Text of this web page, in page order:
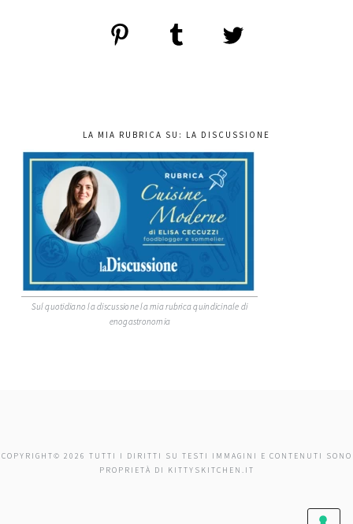
LA MIA RUBRICA SU: LA DISCUSSIONE
Sul quotidiano la discussione la mia rubrica quindicinale di
enogastronomia
COPYRIGHT© 2026 TUTTI I DIRITTI SU TESTI IMMAGINI E CONTENUTI SONO
PROPRIETÀ DI KITTYSKITCHEN.IT